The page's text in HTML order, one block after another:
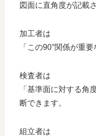
図面に直角度が記載
加工者は
「この90°関係が重
検査者は
「基準面に対する角
断できます。
組立者は